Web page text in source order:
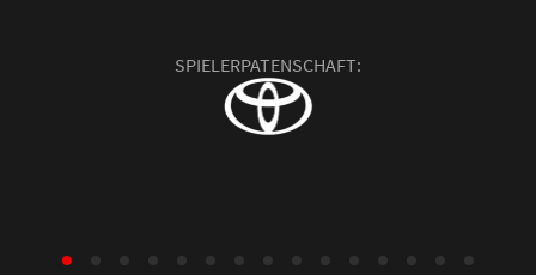
SPIELERPATENSCHAFT: